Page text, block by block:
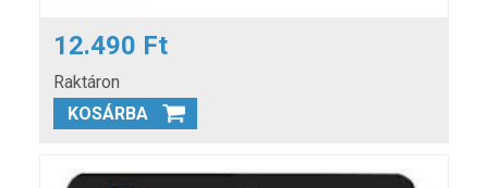
12.490 Ft
Raktáron
KOSÁRBA